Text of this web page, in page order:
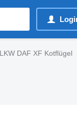
LKW DAF XF Kotflügel